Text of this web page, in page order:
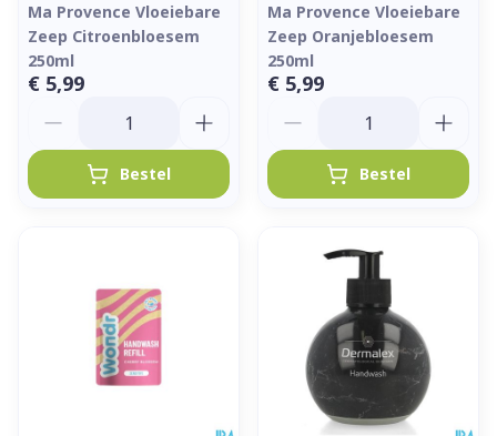
Ma Provence Vloeiebare
Zeep Citroenbloesem
250ml
€ 5,99
Bestel
Ma Provence Vloeiebare
Zeep Oranjebloesem
250ml
€ 5,99
Bestel